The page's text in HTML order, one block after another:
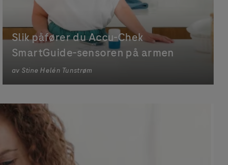
Slik påfører du Accu-Chek
SmartGuide-sensoren på armen
av Stine Helén Tunstrøm